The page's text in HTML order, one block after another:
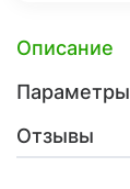
Описание
Параметры
Отзывы